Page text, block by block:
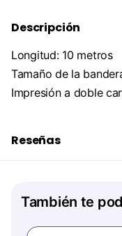
Descripción
Longitud: 10 metros
Tamaño de la
Impresión a doble
Reseñas
También te